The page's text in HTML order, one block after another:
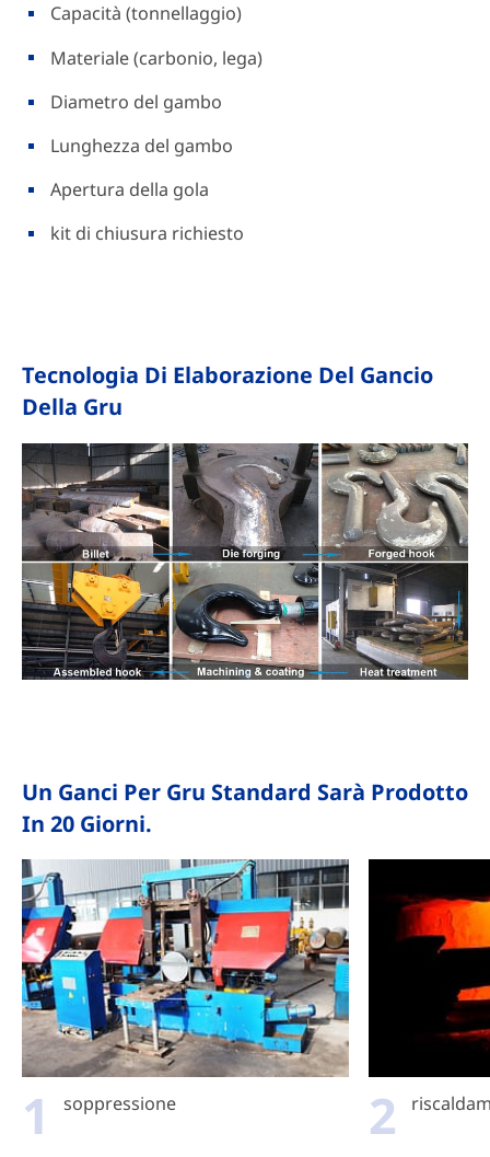
Capacità (tonnellaggio)
Materiale (carbonio, lega)
Diametro del gambo
Lunghezza del gambo
Apertura della gola
kit di chiusura richiesto
Tecnologia Di Elaborazione Del Gancio
Della Gru
Un Ganci Per Gru Standard Sarà Prodotto
In 20 Giorni.
1 soppressione 2